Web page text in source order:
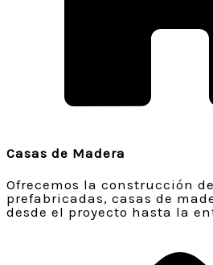
Casas de Madera
Ofrecemos la construcción
prefabricadas, casas de
desde el proyecto hasta la